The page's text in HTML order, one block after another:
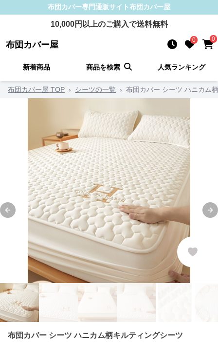
布団カバー専門通販サイト布団カバー屋
10,000円以上のご購入で送料無料
布団カバー屋 0 0
新着商品 商品を検索 人気ランキング
布団カバー屋 TOP › シーツの一覧 › 布団カバー シーツ ハニカム
Previous slide
布団カバー シーツ ハニカム柄キルティングシーツ